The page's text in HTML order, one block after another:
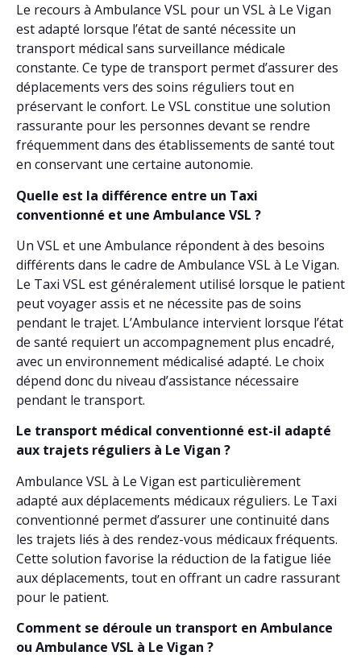
Le recours à Ambulance VSL pour un VSL à Le Vigan
est adapté lorsque l’état de santé nécessite un
transport médical sans surveillance médicale
constante. Ce type de transport permet d’assurer des
déplacements vers des soins réguliers tout en
préservant le confort. Le VSL constitue une solution
rassurante pour les personnes devant se rendre
fréquemment dans des établissements de santé tout
en conservant une certaine autonomie.
Quelle est la différence entre un Taxi
conventionné et une Ambulance VSL ?
Un VSL et une Ambulance répondent à des besoins
différents dans le cadre de Ambulance VSL à Le Vigan.
Le Taxi VSL est généralement utilisé lorsque le patient
peut voyager assis et ne nécessite pas de soins
pendant le trajet. L’Ambulance intervient lorsque l’état
de santé requiert un accompagnement plus encadré,
avec un environnement médicalisé adapté. Le choix
dépend donc du niveau d’assistance nécessaire
pendant le transport.
Le transport médical conventionné est-il adapté
aux trajets réguliers à Le Vigan ?
Ambulance VSL à Le Vigan est particulièrement
adapté aux déplacements médicaux réguliers. Le Taxi
conventionné permet d’assurer une continuité dans
les trajets liés à des rendez-vous médicaux fréquents.
Cette solution favorise la réduction de la fatigue liée
aux déplacements, tout en offrant un cadre rassurant
pour le patient.
Comment se déroule un transport en Ambulance
ou Ambulance VSL à Le Vigan ?